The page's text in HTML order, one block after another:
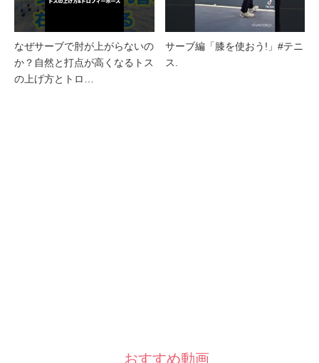
なぜサーブで肘が上がらないの
か？自然と打点が高くなるトス
の上げ方とトロ…
サーブ編「膝を使おう!」#テニ
ス.
おすすめ動画